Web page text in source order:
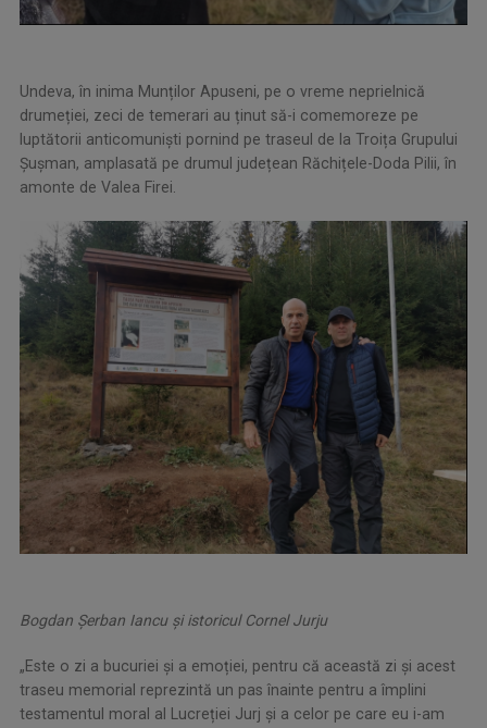
Undeva, în inima Munților Apuseni, pe o vreme neprielnică
drumeției, zeci de temerari au ținut să-i comemoreze pe
luptătorii anticomuniști pornind pe traseul de la Troița Grupului
Șușman, amplasată pe drumul județean Răchițele-Doda Pilii, în
amonte de Valea Firei.
Bogdan Şerban Iancu şi istoricul Cornel Jurju
„Este o zi a bucuriei și a emoției, pentru că această zi și acest
traseu memorial reprezintă un pas înainte pentru a împlini
testamentul moral al Lucreției Jurj și a celor pe care eu i-am